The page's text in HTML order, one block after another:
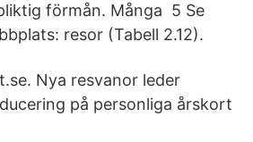
förmån. Många 5 Se
resor (Tabell 2.12).
Nya resvanor leder
på personliga årskort